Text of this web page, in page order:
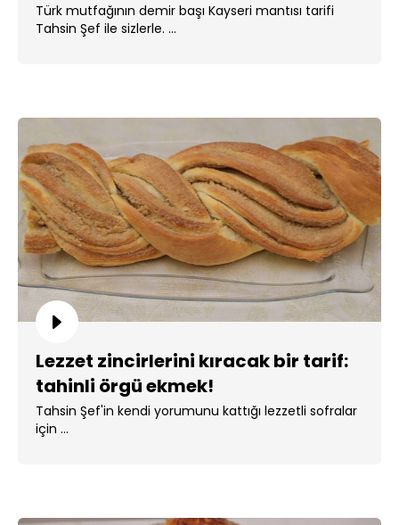
Türk mutfağının demir başı Kayseri mantısı tarifi
Tahsin Şef ile sizlerle. ...
Lezzet zincirlerini kıracak bir tarif:
tahinli örgü ekmek!
Tahsin Şef'in kendi yorumunu kattığı lezzetli sofralar
için ...